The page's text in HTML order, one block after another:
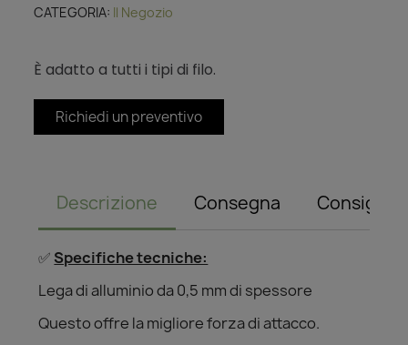
CATEGORIA Il Negozio
È adatto a tutti i tipi di filo.
Richiedi un preventivo
Descrizione Consegna Consiglio
✅ Specifiche tecniche:
Lega di alluminio da 0,5 mm di spessore
Questo offre la migliore forza di attacco.